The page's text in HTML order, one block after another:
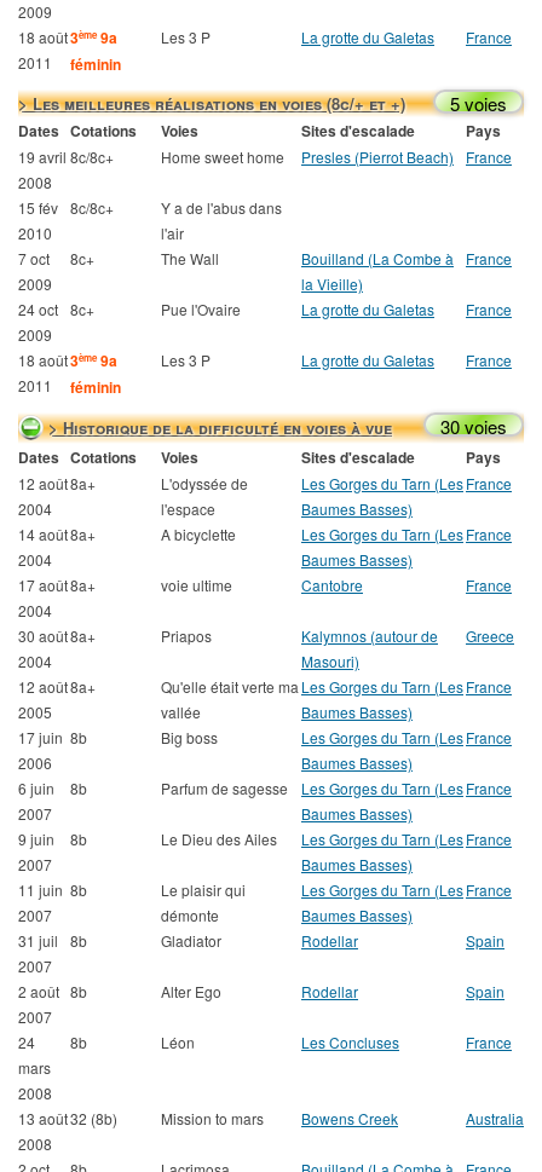
2009
18 août
2011
3ème9a
féminin
Les 3 P La grotte du Galetas France
> Les meilleures réalisations en voies (8c/+ et +) 5 voies
Dates Cotations Voies Sites d'escalade Pays
19 avril
2008
8c/8c+ Home sweet home Presles (Pierrot Beach) France
15 fév
2010
8c/8c+
Y a de l'abus dans
l'air
7 oct
2009
8c+ The Wall
Bouilland (La Combe à
la Vieille)
France
24 oct
2009
8c+ Pue l'Ovaire La grotte du Galetas France
18 août
2011
3ème9a
féminin
Les 3 P La grotte du Galetas France
> Historique de la difficulté en voies à vue 30 voies
Dates Cotations Voies Sites d'escalade Pays
12 août
2004
8a+
L'odyssée de
l'espace
Les Gorges du Tarn (Les
Baumes Basses)
France
14 août
2004
8a+ A bicyclette
Les Gorges du Tarn (Les
Baumes Basses)
France
17 août
2004
8a+ voie ultime Cantobre France
30 août
2004
8a+ Priapos
Kalymnos (autour de
Masouri)
Greece
12 août
2005
8a+
Qu'elle était verte ma
vallée
Les Gorges du Tarn (Les
Baumes Basses)
France
17 juin
2006
8b Big boss
Les Gorges du Tarn (Les
Baumes Basses)
France
6 juin
2007
8b Parfum de sagesse
Les Gorges du Tarn (Les
Baumes Basses)
France
9 juin
2007
8b Le Dieu des Ailes
Les Gorges du Tarn (Les
Baumes Basses)
France
11 juin
2007
8b
Le plaisir qui
démonte
Les Gorges du Tarn (Les
Baumes Basses)
France
31 juil
2007
8b Gladiator Rodellar Spain
2 août
2007
8b Alter Ego Rodellar Spain
24
mars
2008
8b Léon Les Concluses France
13 août
2008
32 (8b) Mission to mars Bowens Creek Australia